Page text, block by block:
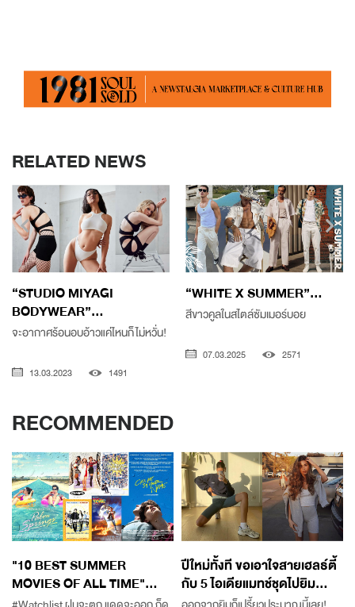
RELATED NEWS
“STUDIO MIYAGI
BODYWEAR”...
จะอากาศร้อนอบอ้าวแค่ไหนก็ไม่หวั่น!
13.03.2023 1491
“WHITE X SUMMER”...
สีขาวคูลในสไตล์ซัมเมอร์บอย
07.03.2025 2571
RECOMMENDED
"10 BEST SUMMER
MOVIES OF ALL TIME"...
ปีใหม่ทั้งที ขอเอาใจสายเฮลธ์ตี้
กับ 5 ไอเดียแมทช์ชุดไปยิม...